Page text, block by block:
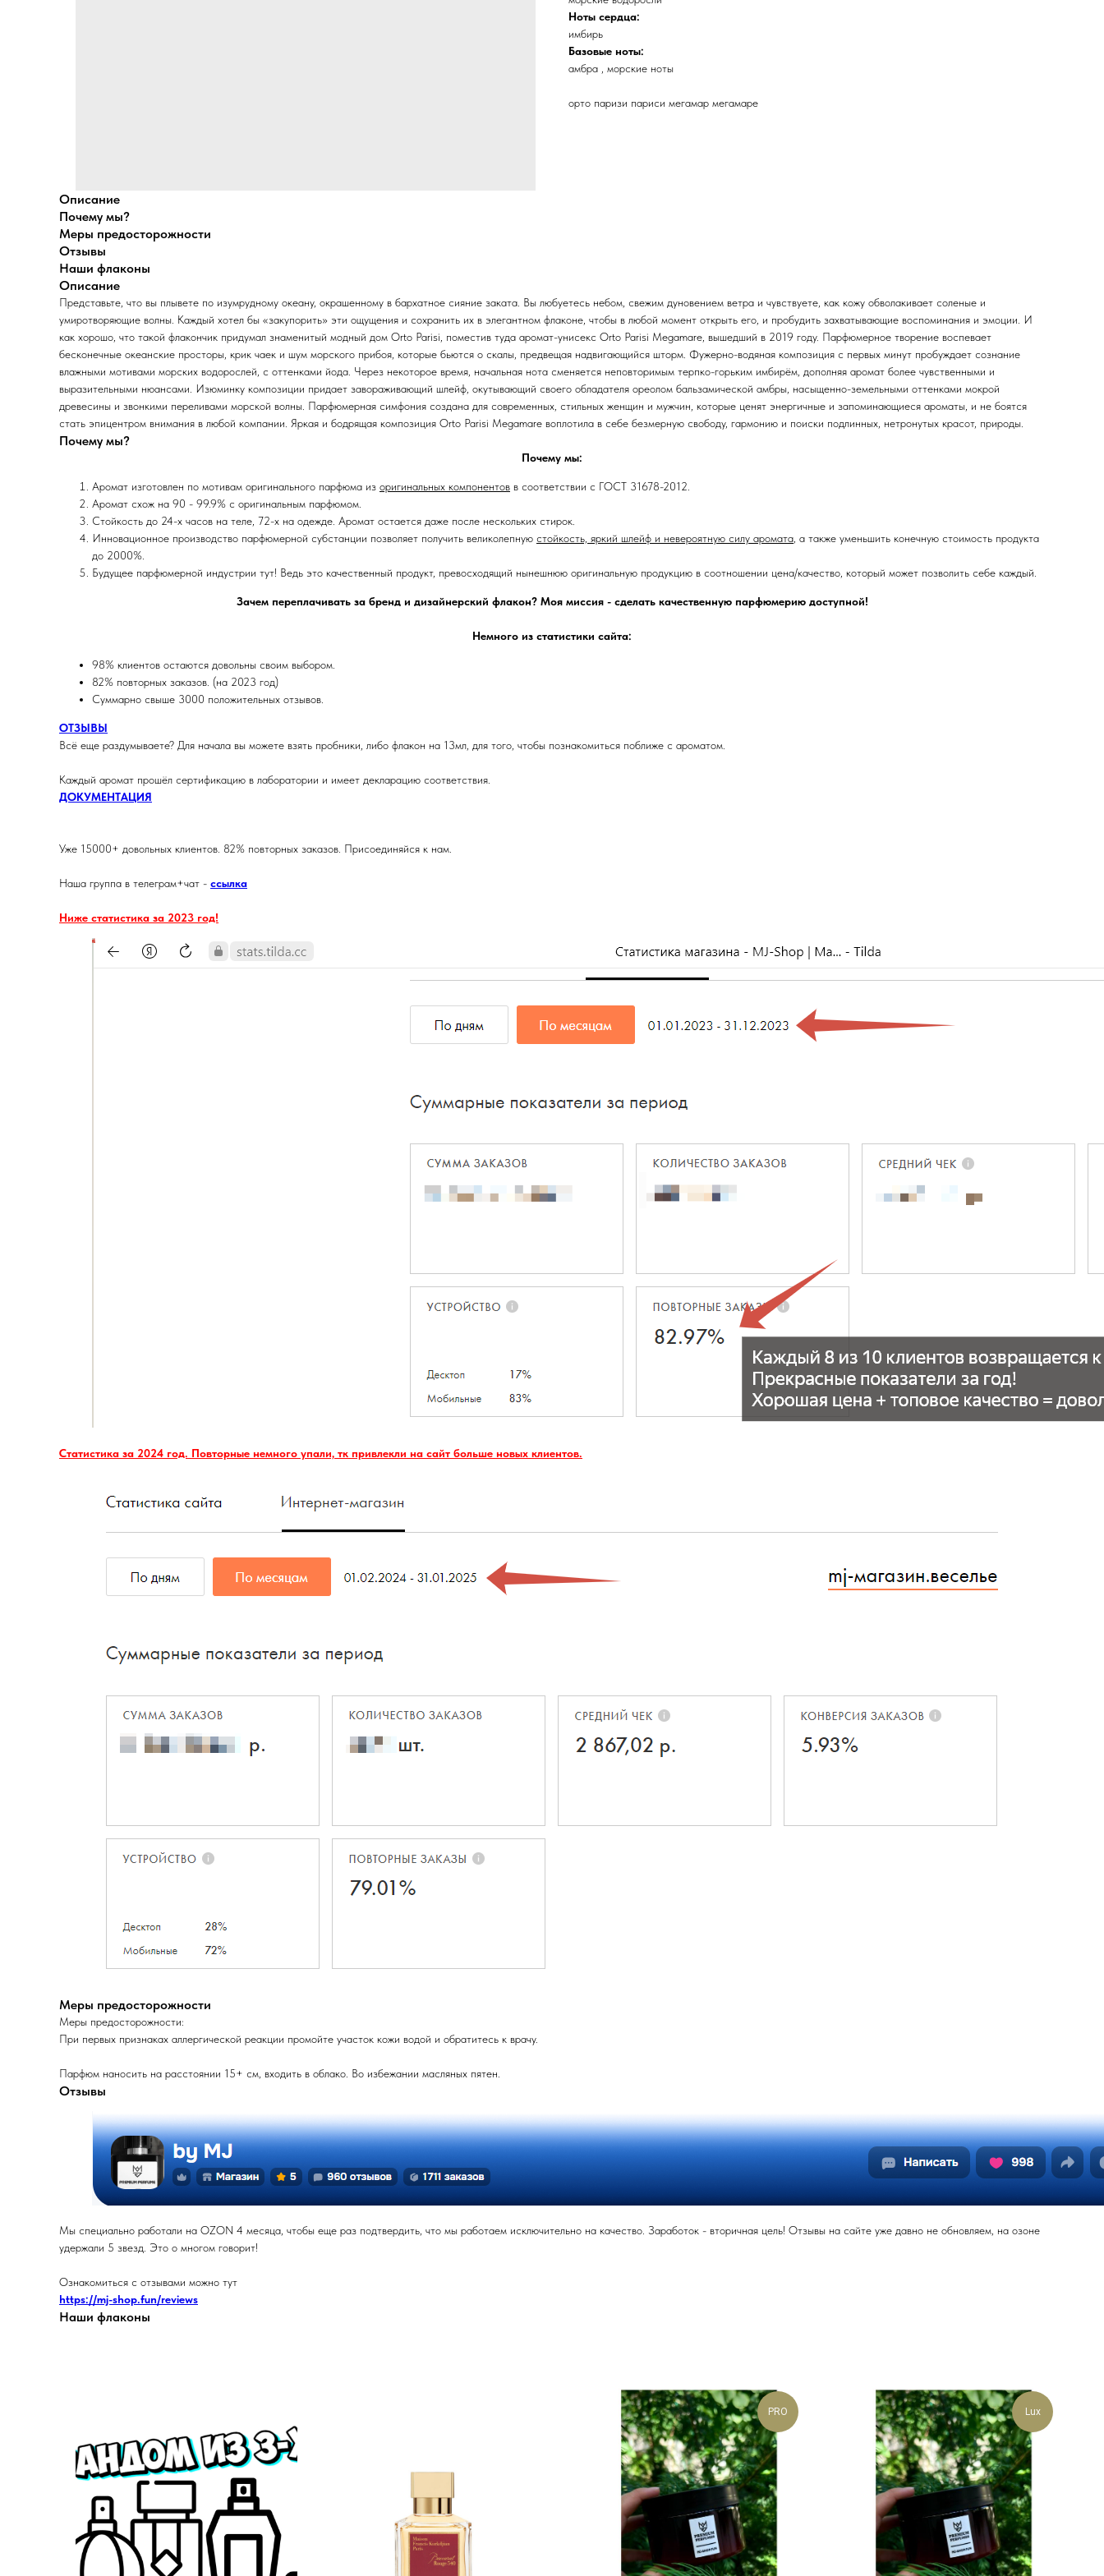
Ноты сердца:
имбирь
Базовые ноты:
амбра , морские ноты
орто паризи париси мегамар мегамаре
Описание
Почему мы?
Меры предосторожности
Отзывы
Наши флаконы
Описание
Представьте, что вы плывете по изумрудному океану, окрашенному в бархатное сияние заката. Вы любуетесь небом, свежим дуновением ветра и чувствуете, как кожу обволакивает соленые и
умиротворяющие волны. Каждый хотел бы «закупорить» эти ощущения и сохранить их в элегантном флаконе, чтобы в любой момент открыть его, и пробудить захватывающие воспоминания и эмоции. И
как хорошо, что такой флакончик придумал знаменитый модный дом Orto Parisi, поместив туда аромат-унисекс Orto Parisi Megamare, вышедший в 2019 году. Парфюмерное творение воспевает
бесконечные океанские просторы, крик чаек и шум морского прибоя, которые бьются о скалы, предвещая надвигающийся шторм. Фужерно-водяная композиция с первых минут пробуждает сознание
влажными мотивами морских водорослей, с оттенками йода. Через некоторое время, начальная нота сменяется неповторимым терпко-горьким имбирём, дополняя аромат более чувственными и
выразительными нюансами. Изюминку композиции придает завораживающий шлейф, окутывающий своего обладателя ореолом бальзамической амбры, насыщенно-земельными оттенками мокрой
древесины и звонкими переливами морской волны. Парфюмерная симфония создана для современных, стильных женщин и мужчин, которые ценят энергичные и запоминающиеся ароматы, и не боятся
стать эпицентром внимания в любой компании. Яркая и бодрящая композиция Orto Parisi Megamare воплотила в себе безмерную свободу, гармонию и поиски подлинных, нетронутых красот, природы.
Почему мы?
Почему мы:
Аромат изготовлен по мотивам оригинального парфюма из оригинальных компонентов в соответствии с ГОСТ 31678-2012.
Аромат схож на 90 - 99.9% с оригинальным парфюмом.
Стойкость до 24-х часов на теле, 72-х на одежде. Аромат остается даже после нескольких стирок.
Инновационное производство парфюмерной субстанции позволяет получить великолепную стойкость, яркий шлейф и невероятную силу аромата , а также уменьшить конечную стоимость продукта
до 2000%.
Будущее парфюмерной индустрии тут! Ведь это качественный продукт, превосходящий нынешнюю оригинальную продукцию в соотношении цена/качество, который может позволить себе каждый.
Зачем переплачивать за бренд и дизайнерский флакон? Моя миссия - сделать качественную парфюмерию доступной!
Немного из статистики сайта:
98% клиентов остаются довольны своим выбором.
82% повторных заказов. (на 2023 год)
Суммарно свыше 3000 положительных отзывов.
ОТЗЫВЫ
Всё еще раздумываете? Для начала вы можете взять пробники, либо флакон на 13мл, для того, чтобы познакомиться поближе с ароматом.
Каждый аромат прошёл сертификацию в лаборатории и имеет декларацию соответствия.
ДОКУМЕНТАЦИЯ
Уже 15000+ довольных клиентов. 82% повторных заказов. Присоединяйся к нам.
Наша группа в телеграм+чат - ссылка
Ниже статистика за 2023 год!
Статистика за 2024 год. Повторные немного упали, тк привлекли на сайт больше новых клиентов.
Меры предосторожности
Меры предосторожности:
При первых признаках аллергической реакции промойте участок кожи водой и обратитесь к врачу.
Парфюм наносить на расстоянии 15+ см, входить в облако. Во избежании масляных пятен.
Отзывы
Мы специально работали на OZON 4 месяца, чтобы еще раз подтвердить, что мы работаем исключительно на качество. Заработок - вторичная цель! Отзывы на сайте уже давно не обновляем, на озоне
удержали 5 звезд. Это о многом говорит!
Ознакомиться с отзывами можно тут
https://mj-shop.fun/reviews
Наши флаконы
PRO Lux